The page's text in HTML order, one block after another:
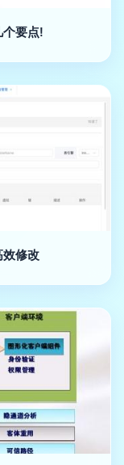
要点!
效修改